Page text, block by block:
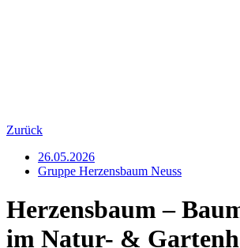
Zurück
26.05.2026
Gruppe Herzensbaum Neuss
Herzensbaum –
im Natur- &